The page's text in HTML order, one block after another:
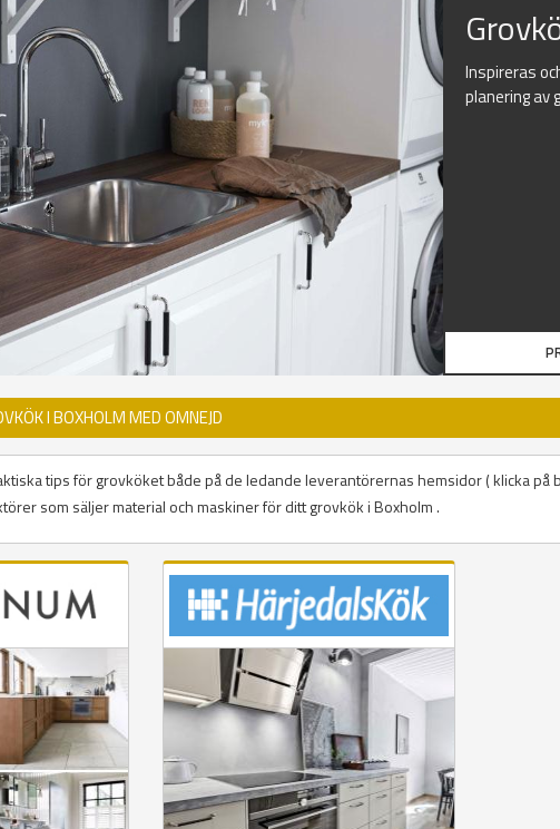
Inspireras
planering av
I BOXHOLM MED OMNEJD
tips för grovköket både på de ledande leverantörernas hemsidor ( klicka på
som säljer material och maskiner för ditt grovkök i Boxholm .